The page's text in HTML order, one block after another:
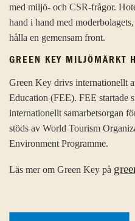
med miljö- och CSR-frågor.
hand i hand med
hålla en gemensam front.
GREEN KEY MILJÖMÄRKT
Green Key drivs internationellt
Education (FEE). FEE startade
internationellt samarbetsorgan
stöds av World Tourism
Environment Programme.
Läs mer om Green Key på